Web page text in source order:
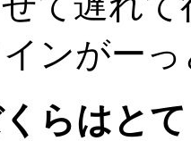
インがー
らはと